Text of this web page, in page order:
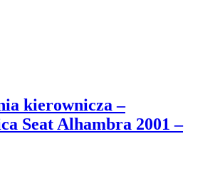
kierownicza –
Seat Alhambra 2001 –